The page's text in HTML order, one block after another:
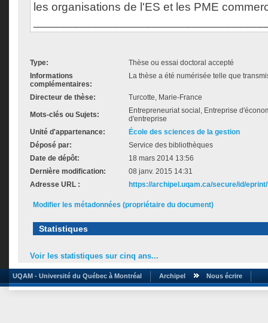
les organisations de l'ES et les PME
Type:
Thèse ou essai doctoral accepté
Informations
complémentaires:
La thèse a été numérisée telle que
Directeur de thèse: Turcotte, Marie-France
Mots-clés ou Sujets:
Entrepreneuriat social, Entreprise
d'entreprise
Unité d'appartenance:
École des sciences de la gestion
Déposé par:
Service des bibliothèques
Date de dépôt:
18 mars 2014 13:56
Dernière modification:
08 janv. 2015 14:31
Adresse URL :
https://archipel.uqam.ca/secure/id/
Modifier les métadonnées (propriétaire du document)
Statistiques
Voir les statistiques sur cinq ans...
UQAM - Université du Québec à Montréal Archipel Nous écrire